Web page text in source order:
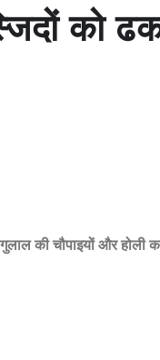
को
की चौपाइयों और होली